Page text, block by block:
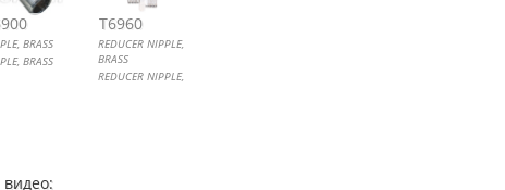
BRASS
BRASS
T6960
REDUCER NIPPLE,
BRASS
REDUCER NIPPLE,
видео: